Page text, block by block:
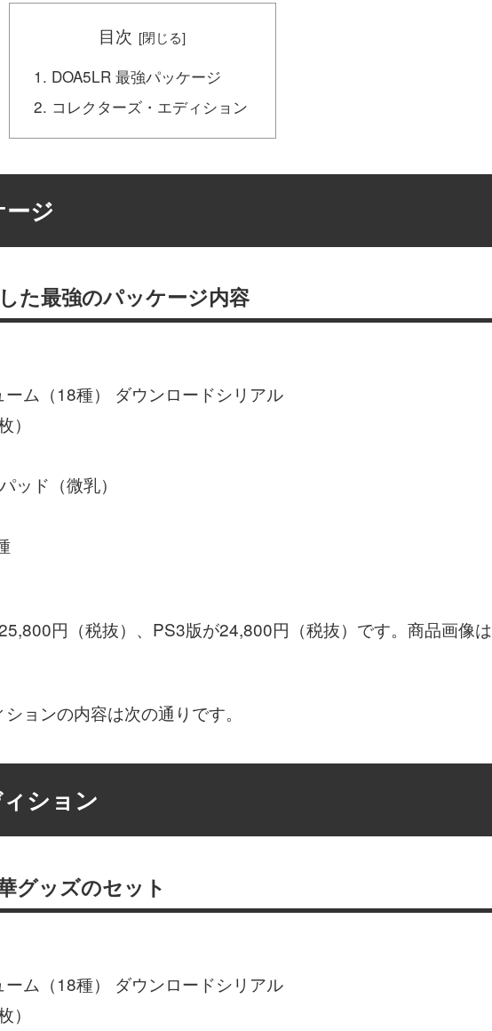
目次
DOA5LR 最強パッケージ
コレクターズ・エディション
ジ
た最強のパッケージ内容
ーム（18種） ダウンロードシリアル
）
ッド（微乳）
円（税抜）、PS3版が24,800円（税抜）です。商品画像は
ョンの内容は次の通りです。
ション
グッズのセット
ーム（18種） ダウンロードシリアル
）